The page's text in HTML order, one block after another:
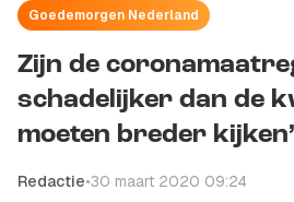
Goedemorgen Nederland
Zijn de
schadelijker dan de
moeten breder kijken’
Redactie•30 maart 2020 09:24